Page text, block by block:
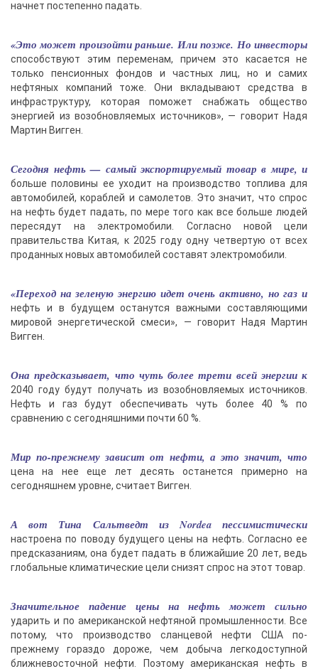
начнет постепенно падать.
«Это может произойти раньше. Или позже. Но инвесторы
способствуют этим переменам, причем это касается не
только пенсионных фондов и частных лиц, но и самих
нефтяных компаний тоже. Они вкладывают средства в
инфраструктуру, которая поможет снабжать общество
энергией из возобновляемых источников», — говорит Надя
Мартин Вигген.
Сегодня нефть — самый экспортируемый товар в мире, и
больше половины ее уходит на производство топлива для
автомобилей, кораблей и самолетов. Это значит, что спрос
на нефть будет падать, по мере того как все больше людей
пересядут на электромобили. Согласно новой цели
правительства Китая, к 2025 году одну четвертую от всех
проданных новых автомобилей составят электромобили.
«Переход на зеленую энергию идет очень активно, но газ и
нефть и в будущем останутся важными составляющими
мировой энергетической смеси», — говорит Надя Мартин
Вигген.
Она предсказывает, что чуть более трети всей энергии к
2040 году будут получать из возобновляемых источников.
Нефть и газ будут обеспечивать чуть более 40 % по
сравнению с сегодняшними почти 60 %.
Мир по-прежнему зависит от нефти, а это значит, что
цена на нее еще лет десять останется примерно на
сегодняшнем уровне, считает Вигген.
А вот Тина Сальтведт из Nordea пессимистически
настроена по поводу будущего цены на нефть. Согласно ее
предсказаниям, она будет падать в ближайшие 20 лет, ведь
глобальные климатические цели снизят спрос на этот товар.
Значительное падение цены на нефть может сильно
ударить и по американской нефтяной промышленности. Все
потому, что производство сланцевой нефти США по-
прежнему гораздо дороже, чем добыча легкодоступной
ближневосточной нефти. Поэтому американская нефть в